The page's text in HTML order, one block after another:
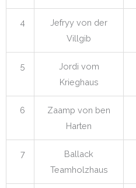
4
Jefryy von der
Villgib
5
Jordi vom
Krieghaus
6
Zaamp von ben
Harten
7
Ballack
Teamholzhaus